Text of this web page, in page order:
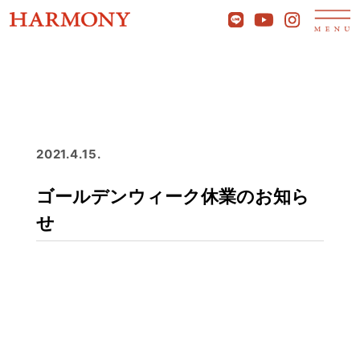
2021.4.15.
ゴールデンウィーク休業のお知ら
せ